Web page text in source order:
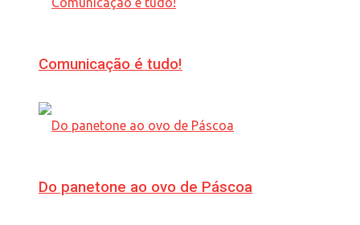
Comunicação é tudo!
Do panetone ao ovo de Páscoa